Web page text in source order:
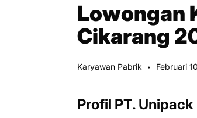
Lowongan
Cikarang
Karyawan Pabrik Februari
Profil PT.